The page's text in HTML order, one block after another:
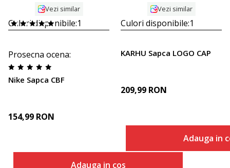
Vezi similar
Culori disponibile:1
Prosecna ocena:
Nike Sapca CBF
154,99 RON
Adauga in cos
Vezi similar
Culori disponibile:1
KARHU Sapca LOGO CAP
209,99 RON
Adauga in